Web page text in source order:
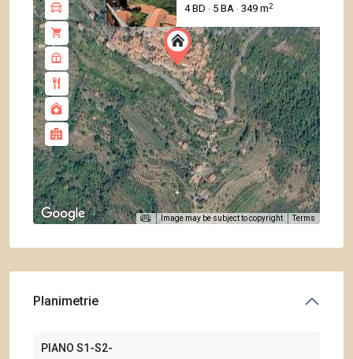
4 BD · 5 BA · 349 m2
Image may be subject to copyright Terms
Planimetrie
PIANO S1-S2-